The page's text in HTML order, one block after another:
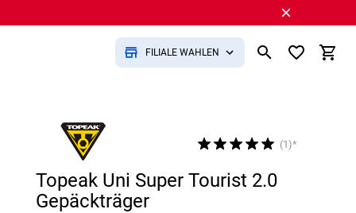
FILIALE WÄHLEN
(1)*
Topeak Uni Super Tourist 2.0
Gepäckträger